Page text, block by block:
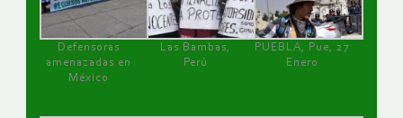
Defensoras
amenazadas en
México
Las Bambas,
Perú
PUEBLA, Pue, 27
Enero